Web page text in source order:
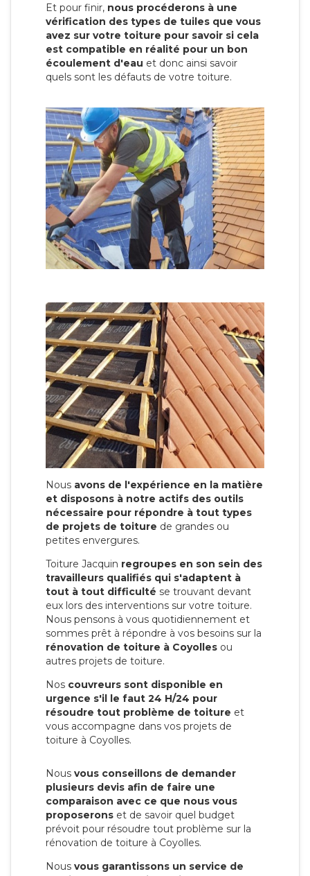
Et pour finir, nous procéderons à une
vérification des types de tuiles que vous
avez sur votre toiture pour savoir si cela
est compatible en réalité pour un bon
écoulement d'eau et donc ainsi savoir
quels sont les défauts de votre toiture.
Nous avons de l'expérience en la matière
et disposons à notre actifs des outils
nécessaire pour répondre à tout types
de projets de toiture de grandes ou
petites envergures.
Toiture Jacquin regroupes en son sein des
travailleurs qualifiés qui s'adaptent à
tout à tout difficulté se trouvant devant
eux lors des interventions sur votre toiture.
Nous pensons à vous quotidiennement et
sommes prêt à répondre à vos besoins sur la
rénovation de toiture à Coyolles ou
autres projets de toiture.
Nos couvreurs sont disponible en
urgence s'il le faut 24 H/24 pour
résoudre tout problème de toiture et
vous accompagne dans vos projets de
toiture à Coyolles.
Nous vous conseillons de demander
plusieurs devis afin de faire une
comparaison avec ce que nous vous
proposerons et de savoir quel budget
prévoit pour résoudre tout problème sur la
rénovation de toiture à Coyolles.
Nous vous garantissons un service de